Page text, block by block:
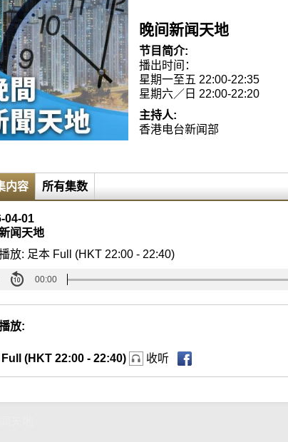
晚间新闻天地
节目简介:
播出时间：
星期一至五 22:00-22:35
星期六／日 22:00-22:20
主持人:
香港电台新闻部
内容 所有集数
04-01
闻天地
放: 足本 Full (HKT 22:00 - 22:40)
00:00
放:
Full (HKT 22:00 - 22:40) 收听